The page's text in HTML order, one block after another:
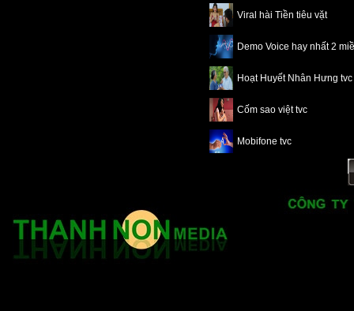
Viral hài Tiền tiêu vặt
Demo Voice hay nhất 2
Hoạt Huyết Nhân Hưng tvc
Cốm sao việt tvc
Mobifone tvc